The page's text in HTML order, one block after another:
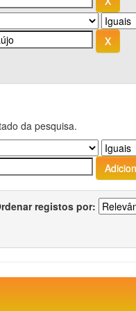
da pesquisa.
registos por: